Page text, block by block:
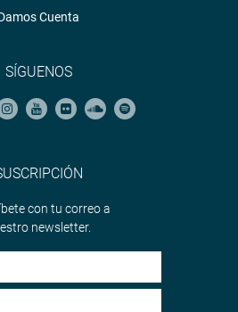
Cuenta
SÍGUENOS
con tu correo a
newsletter.